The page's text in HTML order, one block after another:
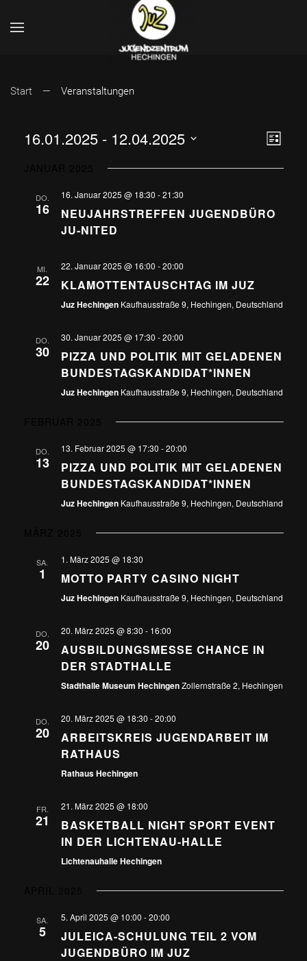
Start Veranstaltungen
Liste
16.01.2025 - 12.04.2025
DO.
16
16. Januar 2025 @ 18:30 -21:30
NEUJAHRSTREFFEN JUGENDBÜRO
JU-NITED
MI.
22
22. Januar 2025 @ 16:00 -20:00
KLAMOTTENTAUSCHTAG IM JUZ
Juz Hechingen Kaufhausstraße 9, Hechingen, Deutschland
DO.
30
30. Januar 2025 @ 17:30 -20:00
PIZZA UND POLITIK MIT GELADENEN
BUNDESTAGSKANDIDAT*INNEN
Juz Hechingen Kaufhausstraße 9, Hechingen, Deutschland
DO.
13
13. Februar 2025 @ 17:30 -20:00
PIZZA UND POLITIK MIT GELADENEN
BUNDESTAGSKANDIDAT*INNEN
Juz Hechingen Kaufhausstraße 9, Hechingen, Deutschland
SA.
1
1. März 2025 @ 18:30
MOTTO PARTY CASINO NIGHT
Juz Hechingen Kaufhausstraße 9, Hechingen, Deutschland
DO.
20
20. März 2025 @ 8:30 - 16:00
AUSBILDUNGSMESSE CHANCE IN
DER STADTHALLE
Stadthalle Museum HechingenZollernstraße 2, Hechingen
DO.
20
20. März 2025 @ 18:30 -20:00
ARBEITSKREIS JUGENDARBEIT IM
RATHAUS
Rathaus Hechingen
FR.
21
21. März 2025 @ 18:00
BASKETBALL NIGHT SPORT EVENT
IN DER LICHTENAU-HALLE
Lichtenauhalle Hechingen
SA.
5
5. April 2025 @ 10:00 -20:00
JULEICA-SCHULUNG TEIL 2 VOM
JUGENDBÜRO IM JUZ